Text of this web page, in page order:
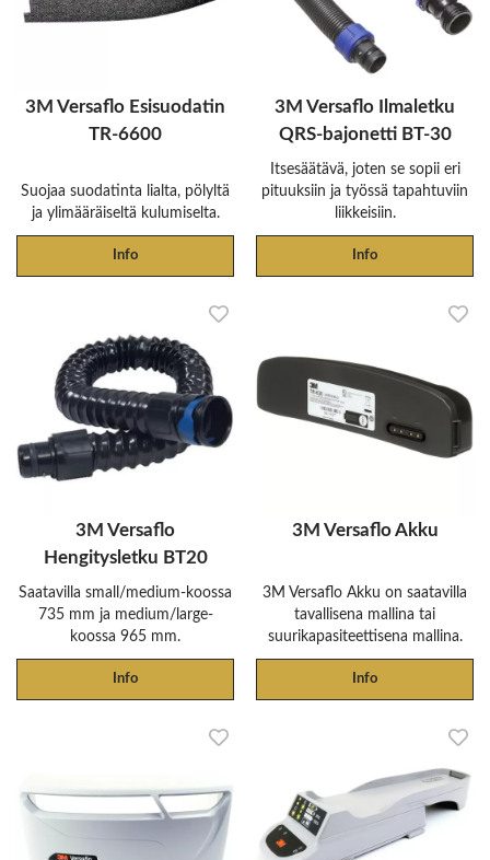
3M Versaflo Esisuodatin
TR-6600
Suojaa suodatinta lialta, pölyltä
ja ylimääräiseltä kulumiselta.
Info
3M Versaflo Ilmaletku
QRS-bajonetti BT-30
Itsesäätävä, joten se sopii eri
pituuksiin ja työssä tapahtuviin
liikkeisiin.
Info
3M Versaflo
Hengitysletku BT20
Saatavilla small/medium-koossa
735 mm ja medium/large-
koossa 965 mm.
Info
3M Versaflo Akku
3M Versaflo Akku on saatavilla
tavallisena mallina tai
suurikapasiteettisena mallina.
Info